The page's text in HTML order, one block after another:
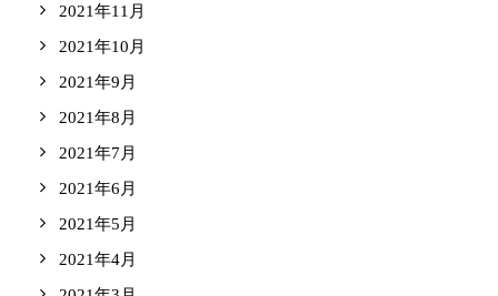
2021年11月
2021年10月
2021年9月
2021年8月
2021年7月
2021年6月
2021年5月
2021年4月